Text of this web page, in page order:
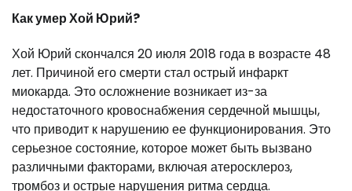
Как умер Хой Юрий?
Хой Юрий скончался 20 июля 2018 года в возрасте 48
лет. Причиной его смерти стал острый инфаркт
миокарда. Это осложнение возникает из-за
недостаточного кровоснабжения сердечной мышцы,
что приводит к нарушению ее функционирования. Это
серьезное состояние, которое может быть вызвано
различными факторами, включая атеросклероз,
тромбоз и острые нарушения ритма сердца.